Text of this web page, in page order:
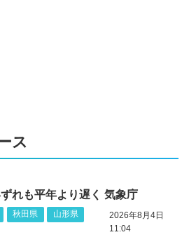
ス
れも平年より遅く 気象庁
秋田県
山形県
2026年8月4日
11:04